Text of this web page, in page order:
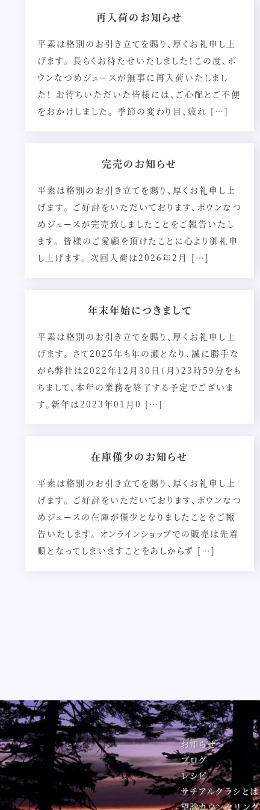
再入荷のお知らせ
平素は格別のお引き立てを賜り、厚くお礼申し上
げます。 長らくお待たせいたしました！この度、ポ
ウンなつめジュースが無事に再入荷いたしまし
た！ お待ちいただいた皆様には、ご心配とご不便
をおかけしました。 季節の変わり目、疲れ […]
完売のお知らせ
平素は格別のお引き立てを賜り、厚くお礼申し上
げます。 ご好評をいただいております、ポウンなつ
めジュースが完売致しましたことをご報告いたし
ます。 皆様のご愛顧を頂けたことに心より御礼申
し上げます。 次回入荷は2026年2月 […]
年末年始につきまして
平素は格別のお引き立てを賜り、厚くお礼申し上
げます。 さて2025年も年の瀬となり、誠に勝手な
がら弊社は2022年12月30日（月）23時59分をも
ちまして、本年の業務を終了する予定でございま
す。新年は2023年01月0 […]
在庫僅少のお知らせ
平素は格別のお引き立てを賜り、厚くお礼申し上
げます。 ご好評をいただいております、ポウンなつ
めジュースの在庫が僅少となりましたことをご報
告いたします。 オンラインショップでの販売は先着
順となってしまいますことをあしからず […]
ョ
ン
お知らせ
ブログ
レシピ
サチアルクラシとは
望診カウンセリング